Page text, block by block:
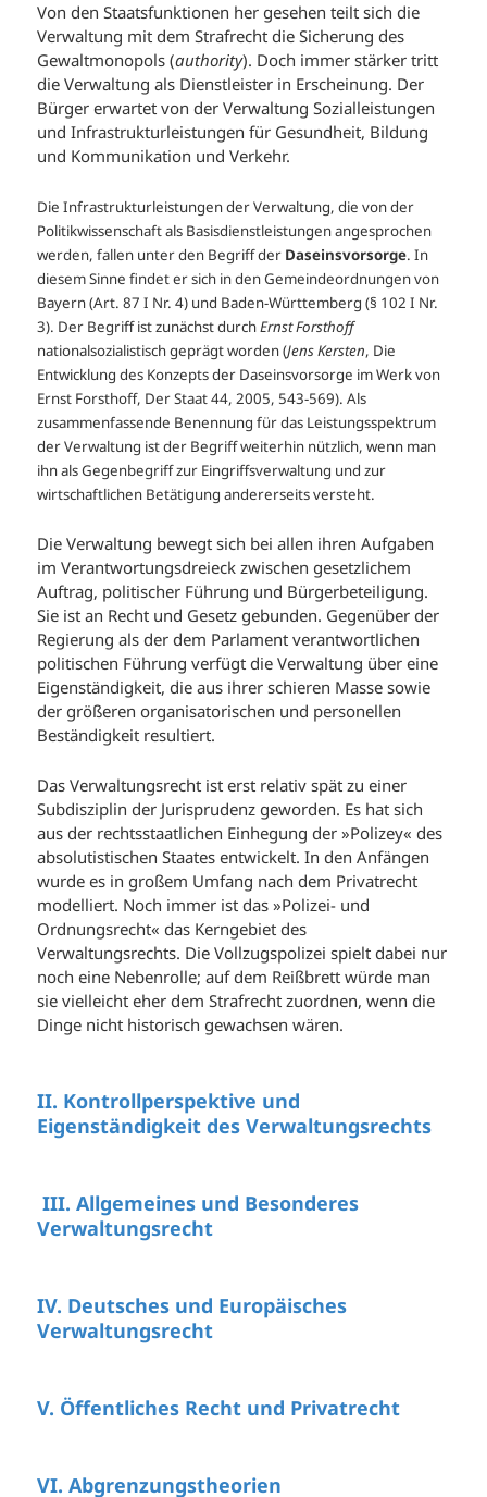
Von den Staatsfunktionen her gesehen teilt sich die
Verwaltung mit dem Strafrecht die Sicherung des
Gewaltmonopols (authority). Doch immer stärker tritt
die Verwaltung als Dienstleister in Erscheinung. Der
Bürger erwartet von der Verwaltung Sozialleistungen
und Infrastrukturleistungen für Gesundheit, Bildung
und Kommunikation und Verkehr.
Die Infrastrukturleistungen der Verwaltung, die von der
Politikwissenschaft als Basisdienstleistungen angesprochen
werden, fallen unter den Begriff der Daseinsvorsorge. In
diesem Sinne findet er sich in den Gemeindeordnungen von
Bayern (Art. 87 I Nr. 4) und Baden-Württemberg (§ 102 I Nr.
3). Der Begriff ist zunächst durchErnst Forsthoff
nationalsozialistisch geprägt worden (Jens Kersten, Die
Entwicklung des Konzepts der Daseinsvorsorge im Werk von
Ernst Forsthoff, Der Staat 44, 2005, 543-569). Als
zusammenfassende Benennung für das Leistungsspektrum
der Verwaltung ist der Begriff weiterhin nützlich, wenn man
ihn als Gegenbegriff zur Eingriffsverwaltung und zur
wirtschaftlichen Betätigung andererseits versteht.
Die Verwaltung bewegt sich bei allen ihren Aufgaben
im Verantwortungsdreieck zwischen gesetzlichem
Auftrag, politischer Führung und Bürgerbeteiligung.
Sie ist an Recht und Gesetz gebunden. Gegenüber der
Regierung als der dem Parlament verantwortlichen
politischen Führung verfügt die Verwaltung über eine
Eigenständigkeit, die aus ihrer schieren Masse sowie
der größeren organisatorischen und personellen
Beständigkeit resultiert.
Das Verwaltungsrecht ist erst relativ spät zu einer
Subdisziplin der Jurisprudenz geworden. Es hat sich
aus der rechtsstaatlichen Einhegung der »Polizey« des
absolutistischen Staates entwickelt. In den Anfängen
wurde es in großem Umfang nach dem Privatrecht
modelliert. Noch immer ist das »Polizei- und
Ordnungsrecht« das Kerngebiet des
Verwaltungsrechts. Die Vollzugspolizei spielt dabei nur
noch eine Nebenrolle; auf dem Reißbrett würde man
sie vielleicht eher dem Strafrecht zuordnen, wenn die
Dinge nicht historisch gewachsen wären.
II. Kontrollperspektive und
Eigenständigkeit des Verwaltungsrechts
III. Allgemeines und Besonderes
Verwaltungsrecht
IV. Deutsches und Europäisches
Verwaltungsrecht
V. Öffentliches Recht und Privatrecht
VI. Abgrenzungstheorien